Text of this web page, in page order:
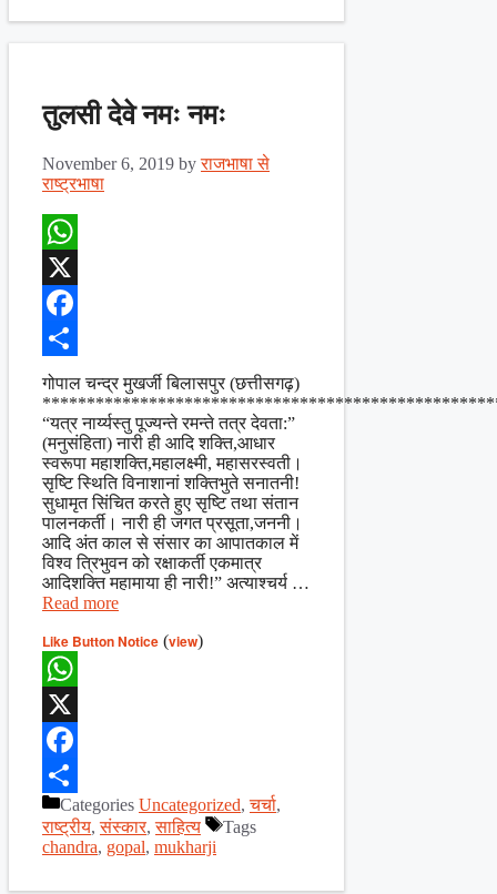
तुलसी देवे नमः नमः
November 6, 2019 byराजभाषा से
राष्ट्रभाषा
WhatsApp
X
Facebook
Share
गोपाल चन्द्र मुखर्जी बिलासपुर (छत्तीसगढ़)
“यत्र नार्य्यस्तु पूज्यन्ते रमन्ते तत्र देवता:”
(मनुसंहिता) नारी ही आदि शक्ति,आधार
स्वरूपा महाशक्ति,महालक्ष्मी, महासरस्वती।
सृष्टि स्थिति विनाशानां शक्तिभुते सनातनी!
सुधामृत सिंचित करते हुए सृष्टि तथा संतान
पालनकर्ती। नारी ही जगत प्रसूता,जननी।
आदि अंत काल से संसार का आपातकाल में
विश्व त्रिभुवन को रक्षाकर्ती एकमात्र
आदिशक्ति महामाया ही नारी!” अत्याश्चर्य …
Read more
Like Button Notice (view)
WhatsApp
X
Facebook
ShareCategories Uncategorized,चर्चा,
राष्ट्रीय,संस्कार,साहित्य
Tags
chandra, gopal, mukharji